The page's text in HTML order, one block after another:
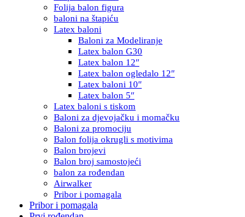
Folija balon figura
baloni na štapiću
Latex baloni
Baloni za Modeliranje
Latex balon G30
Latex balon 12″
Latex balon ogledalo 12″
Latex baloni 10″
Latex balon 5″
Latex baloni s tiskom
Baloni za djevojačku i momačku
Baloni za promociju
Balon folija okrugli s motivima
Balon brojevi
Balon broj samostojeći
balon za rođendan
Airwalker
Pribor i pomagala
Pribor i pomagala